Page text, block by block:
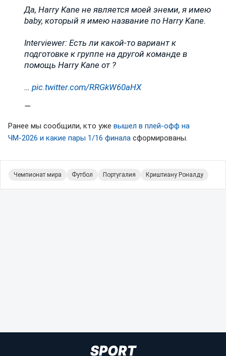
Да, Harry Kane не является моей энеми, я имею
baby, который я имею название по Harry Kane.
Interviewer: Есть ли какой-то вариант к
подготовке к группе на другой команде в
помощь Harry Kane от ?
… pic.twitter.com/RRGkW60aHX
—
Ранее мы сообщили, кто уже вышел в плей-офф на
ЧМ-2026 и какие пары 1/16 финала сформированы.
Чемпионат мира Футбол Португалия Криштиану Роналду